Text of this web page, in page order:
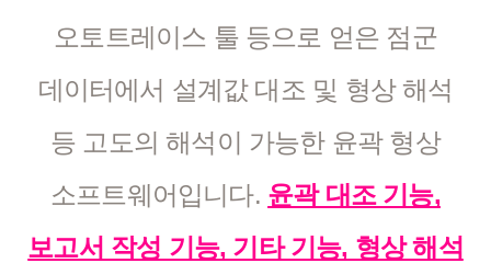
오토트레이스 툴 등으로 얻은 점군
데이터에서 설계값 대조 및 형상 해석
등 고도의 해석이 가능한 윤곽 형상
소프트웨어입니다. 윤곽 대조 기능,
보고서 작성 기능, 기타 기능, 형상 해석